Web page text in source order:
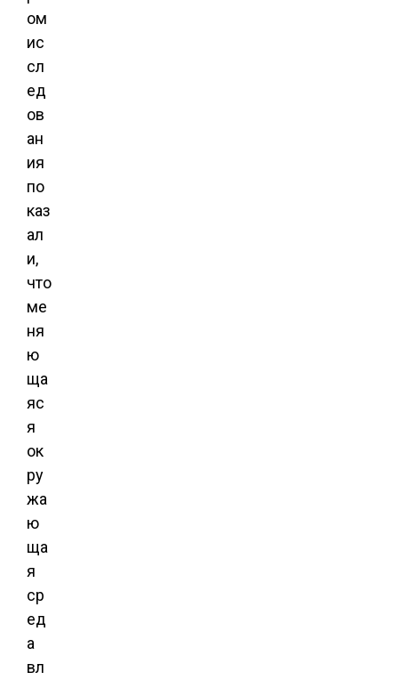
ом
ис
сл
ед
ов
ан
ия
по
каз
ал
и,
что
ме
ня
ю
ща
яс
я
ок
ру
жа
ю
ща
я
ср
ед
а
вл